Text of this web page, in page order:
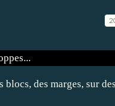
blocs, des marges, sur